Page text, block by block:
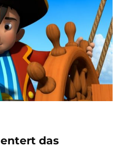
entert das